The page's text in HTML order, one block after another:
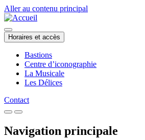
Aller au contenu principal
Horaires et accès
Bastions
Centre d’iconographie
La Musicale
Les Délices
Contact
Navigation principale